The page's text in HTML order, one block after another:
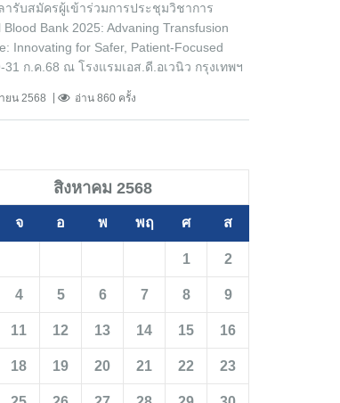
ารับสมัครผู้เข้าร่วมการประชุมวิชาการ
Blood Bank 2025: Advaning Transfusion
Innovating for Safer, Patient-Focused
31 ก.ค.68 ณ โรงแรมเอส.ดี.อเวนิว กรุงเทพฯ
ยน 2568 อ่าน 860 ครั้ง
สิงหาคม 2568
จ อ พ พฤ ศ ส
1 2
4 5 6 7 8 9
11 12 13 14 15 16
18 19 20 21 22 23